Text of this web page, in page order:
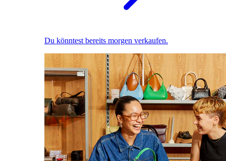
Du könntest bereits morgen verkaufen.